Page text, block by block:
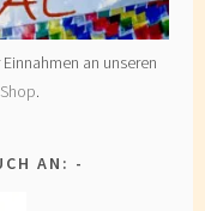
an unseren
.
AN: